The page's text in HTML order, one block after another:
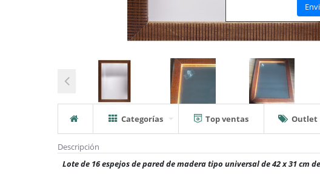
Categorías Top ventas Outlet
Descripción
Lote de 16 espejos de pared de madera tipo universal de 42 x 31 cm